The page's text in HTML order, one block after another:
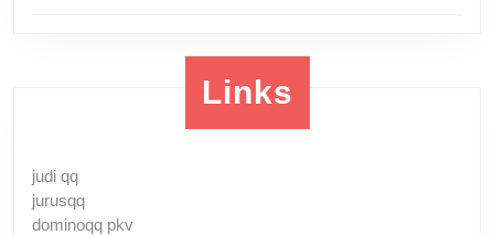
Links
judi qq
jurusqq
dominoqq pkv